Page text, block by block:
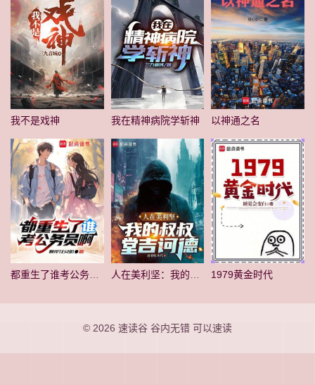
我不是戏神 我在精神病院学斩神 以神通之名
1979黄金时代
© 2026 速读谷 谷内无错 可以速读